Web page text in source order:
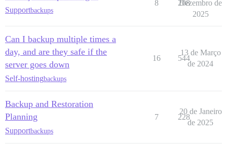
Supportbackups
8 208
Dezembro de
2025
Can I backup multiple times a
day, and are they safe if the
server goes down
Self-hostingbackups
16 544
13 de Março
de 2024
Backup and Restoration
Planning
Supportbackups
7 228
20 de Janeiro
de 2025